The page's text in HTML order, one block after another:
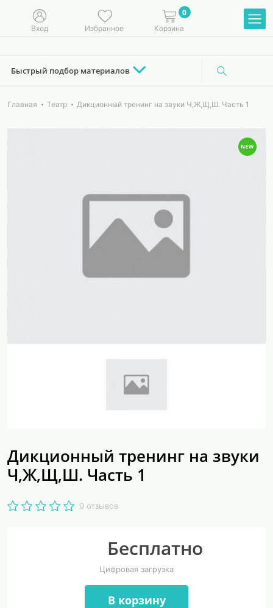
Вход Избранное
0
Корзина
Быстрый подбор материалов
Главная Театр Дикционный тренинг на звуки Ч,Ж,Щ,Ш. Часть 1
Дикционный тренинг на звуки
Ч,Ж,Щ,Ш. Часть 1
0 отзывов
Бесплатно
Цифровая загрузка
В корзину